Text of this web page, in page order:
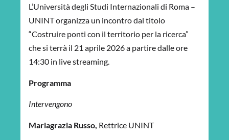
L’Università degli Studi Internazionali di Roma –
UNINT organizza un incontro dal titolo
“Costruire ponti con il territorio per la ricerca”
che si terrà il 21 aprile 2026 a partire dalle ore
14:30 in live streaming.
Programma
Intervengono
Mariagrazia Russo, Rettrice UNINT